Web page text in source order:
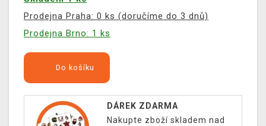
Prodejna Praha: 0 ks (doručíme do 3 dnů)
Prodejna Brno: 1 ks
Do košíku
DÁREK ZDARMA
Nakupte zboží skladem nad